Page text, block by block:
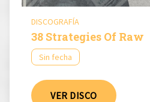
DISCOGRAFÍA
38 Strategies Of Raw
Sin fecha
VER DISCO